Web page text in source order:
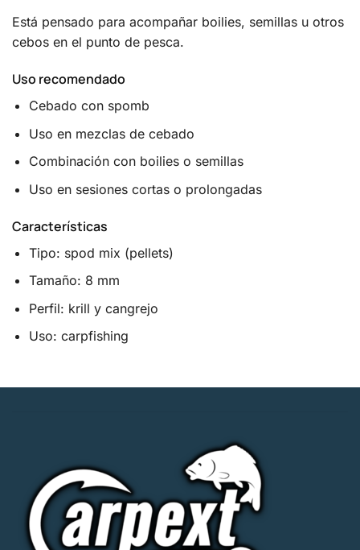
Está pensado para acompañar boilies, semillas u otros
cebos en el punto de pesca.
Uso recomendado
Cebado con spomb
Uso en mezclas de cebado
Combinación con boilies o semillas
Uso en sesiones cortas o prolongadas
Características
Tipo: spod mix (pellets)
Tamaño: 8 mm
Perfil: krill y cangrejo
Uso: carpfishing